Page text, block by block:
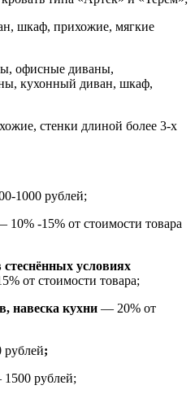
шкаф, прихожие, мягкие
офисные диваны,
кухонный диван, шкаф,
стенки длиной более 3-х
1000 рублей;
10% -15% от стоимости товара
условиях
от стоимости товара;
навеска кухни — 20% от
;
рублей;